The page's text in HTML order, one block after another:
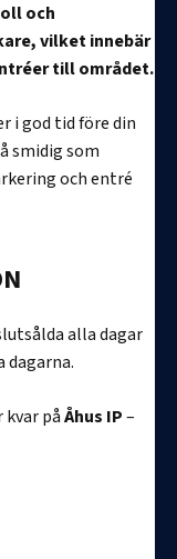
och
vilket innebär
till området.
i god tid före din
smidig som
och entré
alla dagar
dagarna.
påÅhus IP–